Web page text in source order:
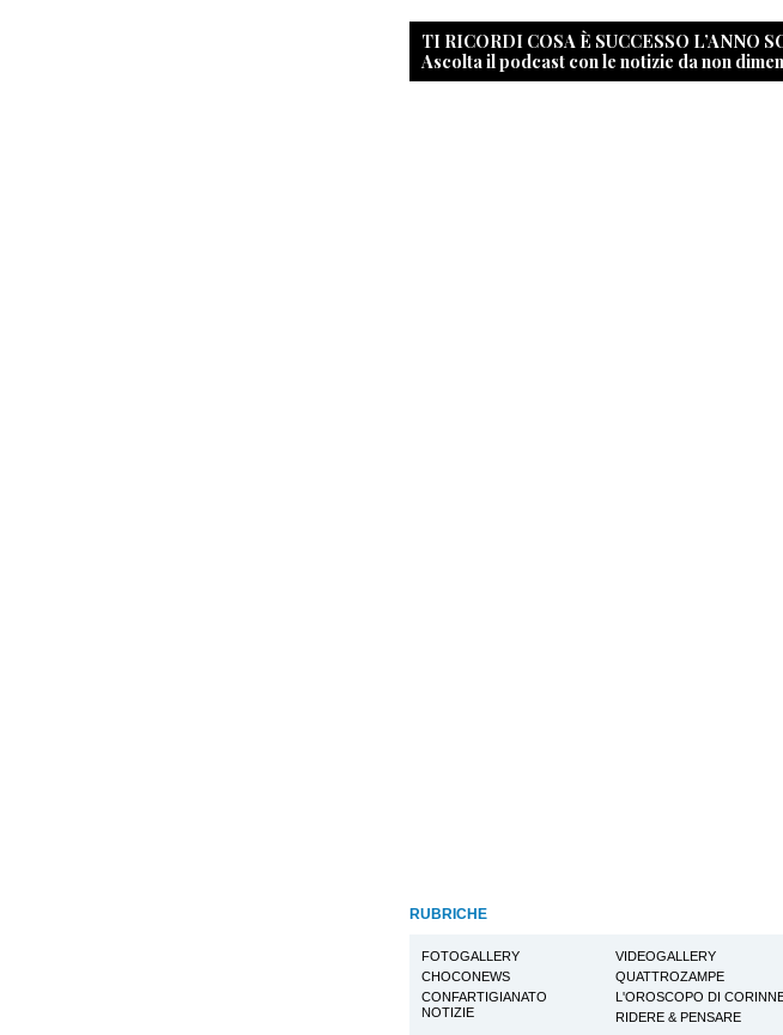
TI RICORDI COSA È SUCCESSO L’ANNO
Ascolta il podcast con le notizie da non
RUBRICHE
FOTOGALLERY VIDEOGALLERY
CHOCONEWS
QUATTROZAMPE
CONFARTIGIANATO
NOTIZIE
L'OROSCOPO DI
RIDERE & PENSARE